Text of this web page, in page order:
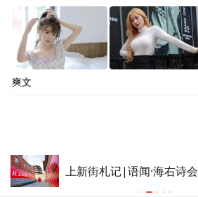
上新街札记|语闻·海右诗会
爽文